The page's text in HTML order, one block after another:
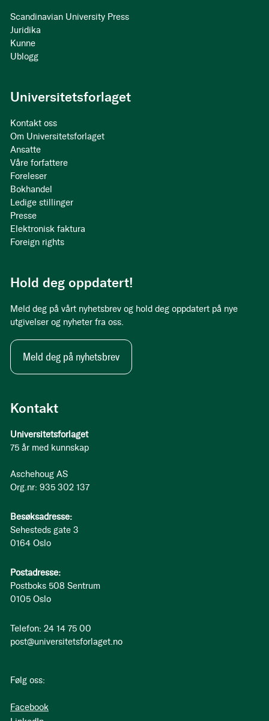
Kontakt
Universitetsforlaget
75 år med kunnskap
Aschehoug AS
Org.nr: 935 302 137
Besøksadresse:
Sehesteds gate 3
0164 Oslo
Postadresse:
Postboks 508 Sentrum
0105 Oslo
Telefon: 24 14 75 00
post@universitetsforlaget.no
Følg oss:
Facebook
Scandinavian University Press
Juridika
Kunne
Ublogg
Universitetsforlaget
Kontakt oss
Om Universitetsforlaget
Ansatte
Våre forfattere
Foreleser
Bokhandel
Ledige stillinger
Presse
Elektronisk faktura
Foreign rights
Hold deg oppdatert!
Meld deg på vårt nyhetsbrev og hold deg oppdatert på nye
utgivelser og nyheter fra oss.
Meld deg på nyhetsbrev